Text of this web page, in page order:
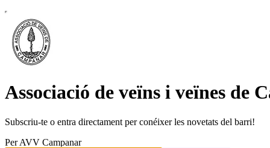
Associació de veïns i veïnes de
Subscriu-te o entra directament per conéixer les novetats del barri!
Per AVV Campanar